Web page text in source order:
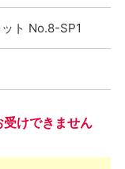
ト No.8-SP1
けできません